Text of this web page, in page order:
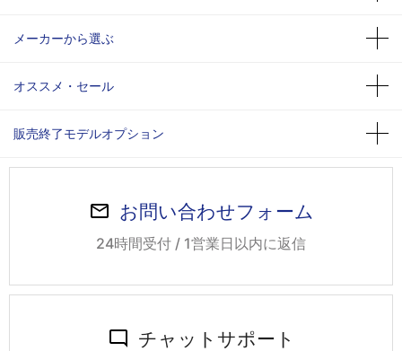
メーカーから選ぶ
オススメ・セール
販売終了モデルオプション
お問い合わせフォーム
24時間受付 / 1営業日以内に返信
チャットサポート